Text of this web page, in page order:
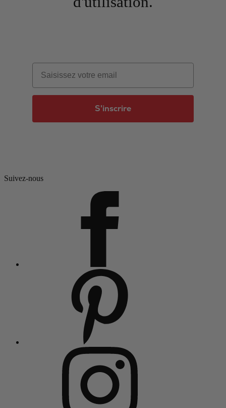
Email
S'inscrire
Suivez-nous